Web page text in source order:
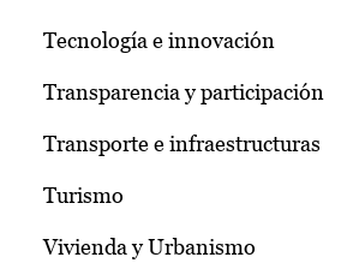
Tecnología e innovación
Transparencia y participación
Transporte e infraestructuras
Turismo
Vivienda y Urbanismo